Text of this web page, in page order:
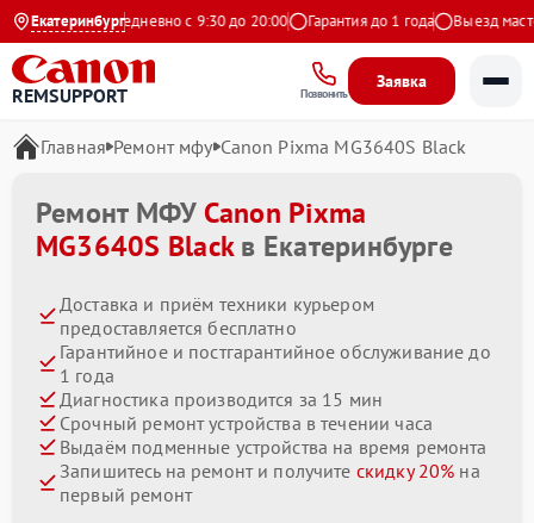
Екатеринбург
Яндекс Ежедневно с 9:30 до 20:00 Гарантия до 1 года Выезд мастера
REMSUPPORT Позвонить
Заявка
Главная Ремонт мфу Canon Pixma MG3640S Black
Ремонт МФУ Canon Pixma
MG3640S Blackв Екатеринбурге
Доставка и приём техники курьером
предоставляется бесплатно
Гарантийное и постгарантийное обслуживание до
1 года
Диагностика производится за 15 мин
Срочный ремонт устройства в течении часа
Выдаём подменные устройства на время ремонта
Запишитесь на ремонт и получите скидку 20% на
первый ремонт